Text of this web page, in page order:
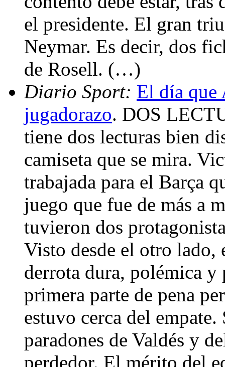
el presidente. El gran
Neymar. Es decir, dos
de Rosell. (…)
Diario Sport: El día que
jugadorazo. DOS
tiene dos lecturas bien
camiseta que se mira.
trabajada para el Barça
juego que fue de más a
tuvieron dos
Visto desde el otro lado,
derrota dura, polémica
primera parte de pena
estuvo cerca del
paradones de Valdés y
perdedor. El mérito del